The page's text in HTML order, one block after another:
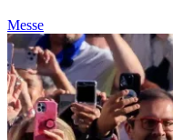
Messe